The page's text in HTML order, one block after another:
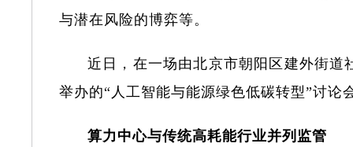
与潜在风险的博弈等。
近日，在一场由北京市朝阳区建外街
举办的“人工智能与能源绿色低碳转型”讨论
算力中心与传统高耗能行业并列监管